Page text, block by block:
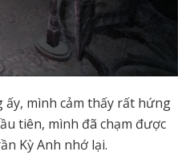
ấy, mình cảm thấy rất hứng
tiên, mình đã chạm được
Kỳ Anh nhớ lại.